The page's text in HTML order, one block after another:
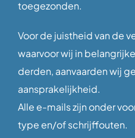
toegezonden.
Voor de juistheid van de
waarvoor wij in
derden, aanvaarden wij
aansprakelijkheid.
Alle e-mails zijn onder
type en/of schrijffouten.